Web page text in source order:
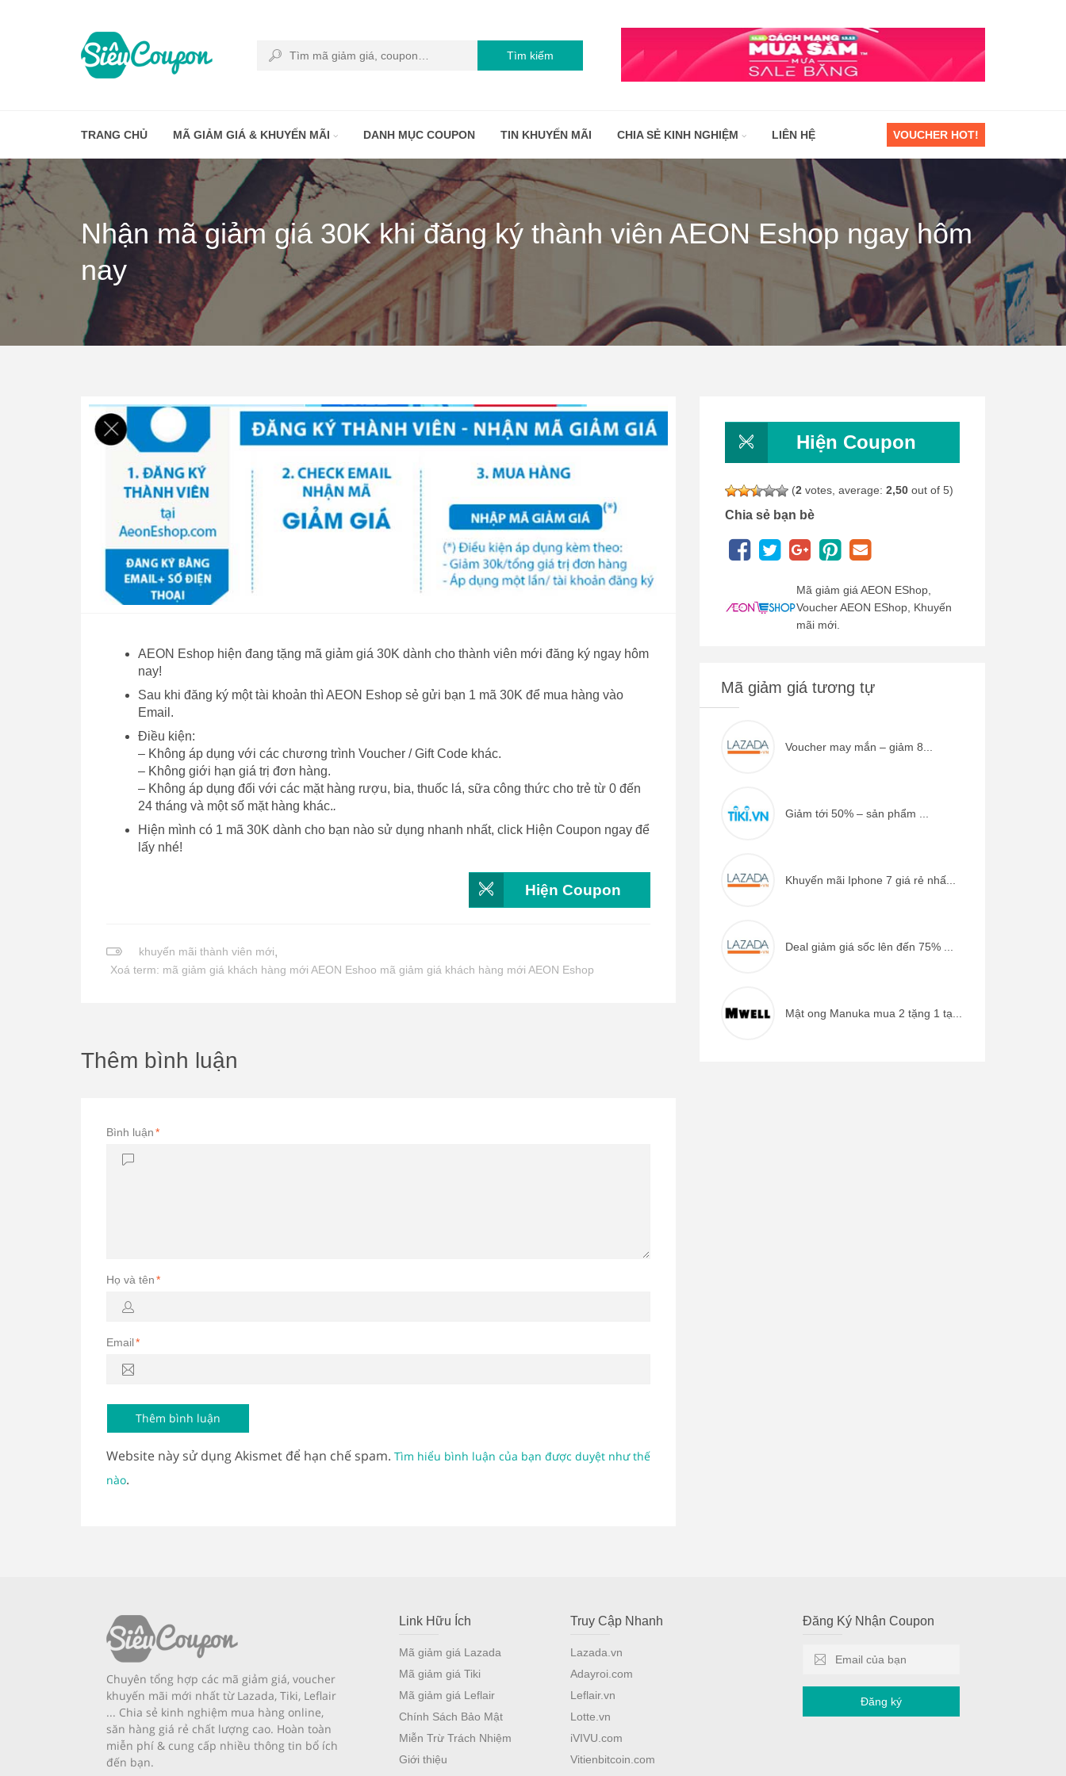
Tìm kiếm
TRANG CHỦ MÃ GIẢM GIÁ & KHUYẾN MÃI DANH MỤC COUPON TIN KHUYẾN MÃI CHIA SẺ KINH NGHIỆM LIÊN HỆ VOUCHER HOT!
Nhận mã giảm giá 30K khi đăng ký thành viên AEON Eshop ngay hôm
nay
AEON Eshop hiện đang tặng mã giảm giá 30K dành cho thành viên mới đăng ký ngay hôm
nay!
Sau khi đăng ký một tài khoản thì AEON Eshop sẻ gửi bạn 1 mã 30K để mua hàng vào
Email.
Điều kiện:
– Không áp dụng với các chương trình Voucher / Gift Code khác.
– Không giới hạn giá trị đơn hàng.
– Không áp dụng đối với các mặt hàng rượu, bia, thuốc lá, sữa công thức cho trẻ từ 0 đến
24 tháng và một số mặt hàng khác..
Hiện mình có 1 mã 30K dành cho bạn nào sử dụng nhanh nhất, click Hiện Coupon ngay để
lấy nhé!
Hiện Coupon
khuyến mãi thành viên mới,
Xoá term: mã giảm giá khách hàng mới AEON Eshoo mã giảm giá khách hàng mới AEON Eshop
Thêm bình luận
Bình luận*
Họ và tên*
Email*
Website này sử dụng Akismet để hạn chế spam. Tìm hiểu bình luận của bạn được duyệt như thế
nào.
Hiện Coupon
(2 votes, average: 2,50 out of 5)
Chia sẻ bạn bè
Mã giảm giá AEON EShop,
Voucher AEON EShop, Khuyến
mãi mới.
Mã giảm giá tương tự
Voucher may mắn – giảm 8...
Giảm tới 50% – sản phẩm ...
Khuyến mãi Iphone 7 giá rẻ nhấ...
Deal giảm giá sốc lên đến 75% ...
Mật ong Manuka mua 2 tặng 1 tạ...
Chuyên tổng hợp các mã giảm giá, voucher
khuyến mãi mới nhất từ Lazada, Tiki, Leflair
... Chia sẻ kinh nghiệm mua hàng online,
săn hàng giá rẻ chất lượng cao. Hoàn toàn
miễn phí & cung cấp nhiều thông tin bổ ích
đến bạn.
Link Hữu Ích
Mã giảm giá Lazada
Mã giảm giá Tiki
Mã giảm giá Leflair
Chính Sách Bảo Mật
Miễn Trừ Trách Nhiệm
Giới thiệu
Truy Cập Nhanh
Lazada.vn
Adayroi.com
Leflair.vn
Lotte.vn
iVIVU.com
Vitienbitcoin.com
Đăng Ký Nhận Coupon
Đăng ký